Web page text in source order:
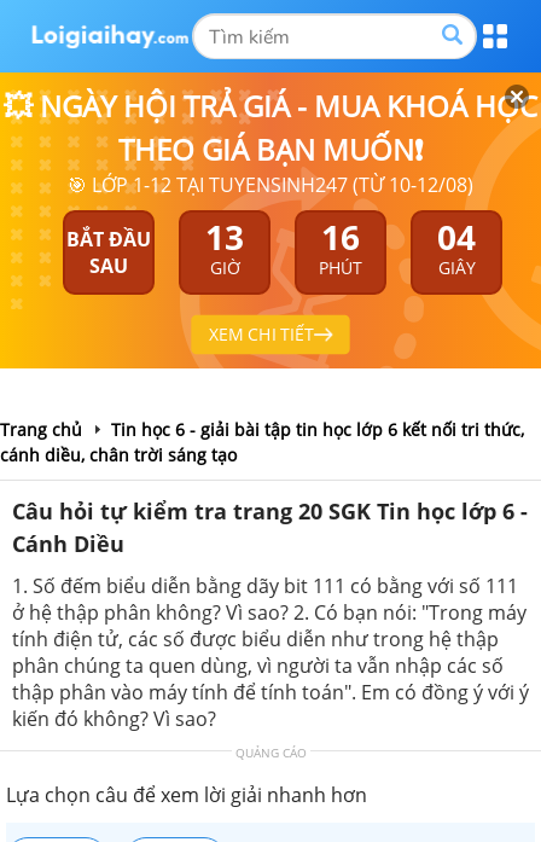
💥 NGÀY HỘI TRẢ GIÁ - MUA KHOÁ HỌC
THEO GIÁ BẠN MUỐN❗
🎯 LỚP 1-12 TẠI TUYENSINH247 (TỪ 10-12/08)
BẮT ĐẦU
SAU
13
GIỜ
16
PHÚT
04
GIÂY
XEM CHI TIẾT
Trang chủ
Tin học 6 - giải bài tập tin học lớp 6 kết nối tri thức,
cánh diều, chân trời sáng tạo
Câu hỏi tự kiểm tra trang 20 SGK Tin học lớp 6 -
Cánh Diều
1. Số đếm biểu diễn bằng dãy bit 111 có bằng với số 111
ở hệ thập phân không? Vì sao? 2. Có bạn nói: "Trong máy
tính điện tử, các số được biểu diễn như trong hệ thập
phân chúng ta quen dùng, vì người ta vẫn nhập các số
thập phân vào máy tính để tính toán". Em có đồng ý với ý
kiến đó không? Vì sao?
QUẢNG CÁO
Lựa chọn câu để xem lời giải nhanh hơn